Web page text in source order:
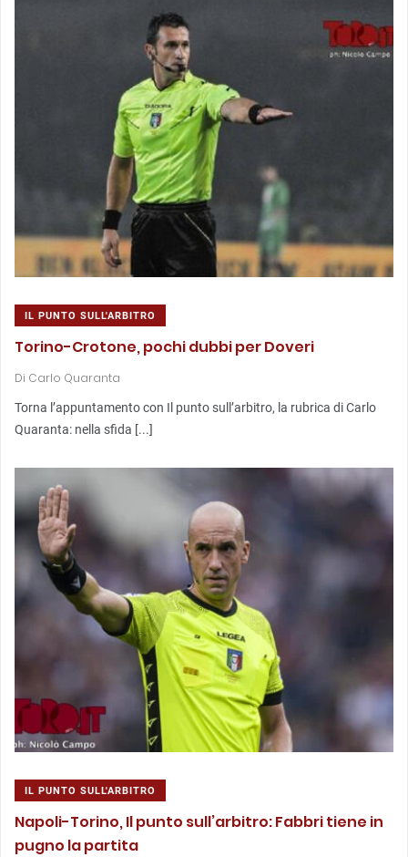
IL PUNTO SULL'ARBITRO
Torino-Crotone, pochi dubbi per Doveri
Di Carlo Quaranta
Torna l’appuntamento con Il punto sull’arbitro, la rubrica di Carlo
Quaranta: nella sfida [...]
IL PUNTO SULL'ARBITRO
Napoli-Torino, Il punto sull’arbitro: Fabbri tiene in
pugno la partita